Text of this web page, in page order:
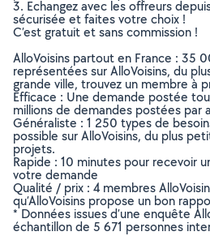
3. Echangez avec les offreurs
sécurisée et faites votre choix !
C’est gratuit et sans commission !
AlloVoisins partout en France : 35
représentées sur AlloVoisins, du
grande ville, trouvez un membre à
Efficace : Une demande postée
millions de demandes postées par
Généraliste : 1 250 types de
possible sur AlloVoisins, du plus
projets.
Rapide : 10 minutes pour recevoir
votre demande
Qualité / prix : 4 membres
qu’AlloVoisins propose un bon
* Données issues d’une enquête
échantillon de 5 671 personnes